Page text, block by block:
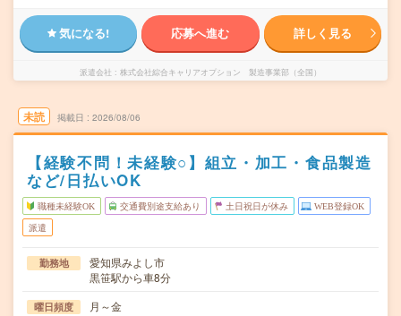
気になる! 応募へ進む 詳しく見る
派遣会社 株式会社綜合キャリアオプション 製造事業部（全国）
未読 掲載日 2026/08/06
【経験不問！未経験○】組立・加工・食品製造
など/日払いOK
職種未経験OK 交通費別途支給あり 土日祝日が休み WEB登録OK
派遣
勤務地
愛知県みよし市
黒笹駅から車8分
曜日頻度 月～金